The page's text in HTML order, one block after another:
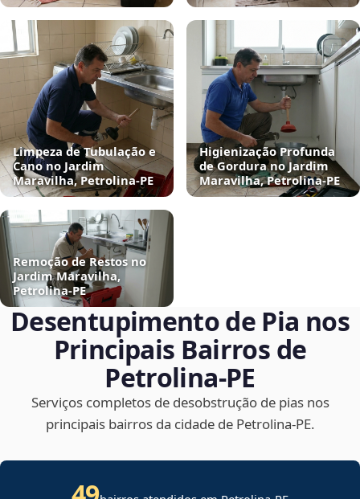
Limpeza de Tubulação e
Cano no Jardim
Maravilha, Petrolina‑PE
Higienização Profunda
de Gordura no Jardim
Maravilha, Petrolina‑PE
Remoção de Restos no
Jardim Maravilha,
Petrolina‑PE
Desentupimento de Pia nos
Principais Bairros de
Petrolina‑PE
Serviços completos de desobstrução de pias nos
principais bairros da cidade de Petrolina‑PE.